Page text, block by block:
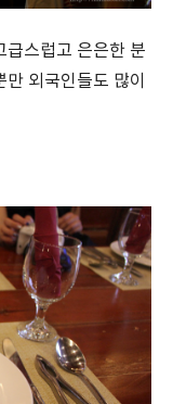
급스럽고 은은한 분
외국인들도 많이